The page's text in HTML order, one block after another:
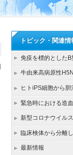
トピック・関連情
免疫を標的とした
牛由来高病原性
ヒトiPS細胞から
緊急時における造
新型コロナウイル
臨床検体から分離
最新情報